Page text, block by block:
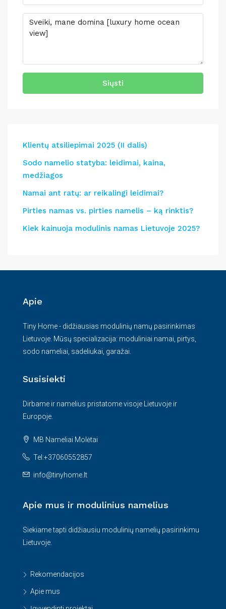
Siųsti
Klientų atsiliepimai 2025 (II dalis)
Sodo namelio statyba: leidimai, kaina,
medžiagos
Namai ant ratų: ar reikalingi leidimai?
Pirties namas vs. pirties namelis – ką rinktis?
Kiek kainuoja modulinis namas Lietuvoje 2025?
Apie
Tiny Home - didžiausias modulinių namų pasirinkimas
Lietuvoje. Mūsų specializacija: moduliniai namai, pirtys,
sodo nameliai, sadeliukai, garažai.
Susisiekti
Dirbame ir namelius pristatome visoje Lietuvoje ir
Europoje.
MB Nameliai Molėtai
Tel:+37060552857
info@tinyhome.lt
Apie mus ir modulinius namelius
Siekiame tapti didžiausiu modulinių namelių pasirinkimu
Lietuvoje.
Rekomendacijos
Apie mus